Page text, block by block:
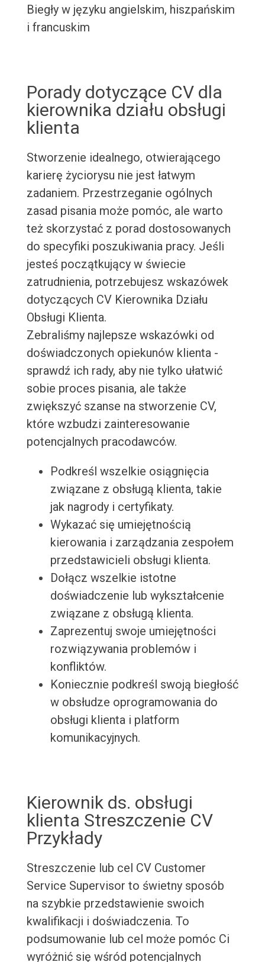
Biegły w języku angielskim, hiszpańskim
i francuskim
Porady dotyczące CV dla
kierownika działu obsługi
klienta
Stworzenie idealnego, otwierającego
karierę życiorysu nie jest łatwym
zadaniem. Przestrzeganie ogólnych
zasad pisania może pomóc, ale warto
też skorzystać z porad dostosowanych
do specyfiki poszukiwania pracy. Jeśli
jesteś początkujący w świecie
zatrudnienia, potrzebujesz wskazówek
dotyczących CV Kierownika Działu
Obsługi Klienta.
Zebraliśmy najlepsze wskazówki od
doświadczonych opiekunów klienta -
sprawdź ich rady, aby nie tylko ułatwić
sobie proces pisania, ale także
zwiększyć szanse na stworzenie CV,
które wzbudzi zainteresowanie
potencjalnych pracodawców.
Podkreśl wszelkie osiągnięcia
związane z obsługą klienta, takie
jak nagrody i certyfikaty.
Wykazać się umiejętnością
kierowania i zarządzania zespołem
przedstawicieli obsługi klienta.
Dołącz wszelkie istotne
doświadczenie lub wykształcenie
związane z obsługą klienta.
Zaprezentuj swoje umiejętności
rozwiązywania problemów i
konfliktów.
Koniecznie podkreśl swoją biegłość
w obsłudze oprogramowania do
obsługi klienta i platform
komunikacyjnych.
Kierownik ds. obsługi
klienta Streszczenie CV
Przykłady
Streszczenie lub cel CV Customer
Service Supervisor to świetny sposób
na szybkie przedstawienie swoich
kwalifikacji i doświadczenia. To
podsumowanie lub cel może pomóc Ci
wyróżnić się wśród potencjalnych